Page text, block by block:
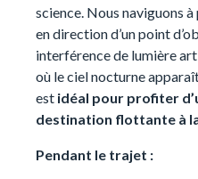
science. Nous naviguons
en direction d’un point
interférence de lumière
où le ciel nocturne
est idéal pour profiter
destination flottante à
Pendant le trajet :